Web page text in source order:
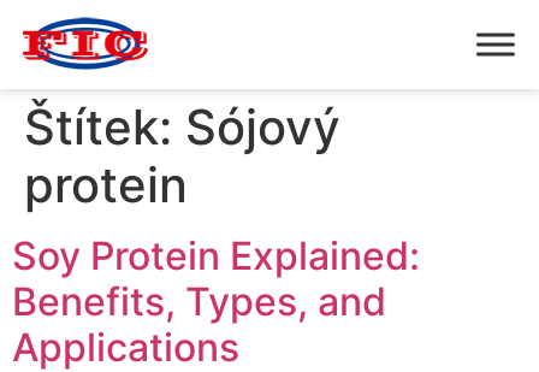
Štítek: Sójový
protein
Soy Protein Explained:
Benefits, Types, and
Applications